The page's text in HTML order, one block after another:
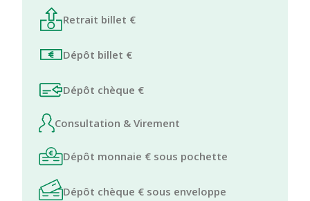
Retrait billet €
Dépôt billet €
Dépôt chèque €
Consultation & Virement
Dépôt monnaie € sous pochette
Dépôt chèque € sous enveloppe